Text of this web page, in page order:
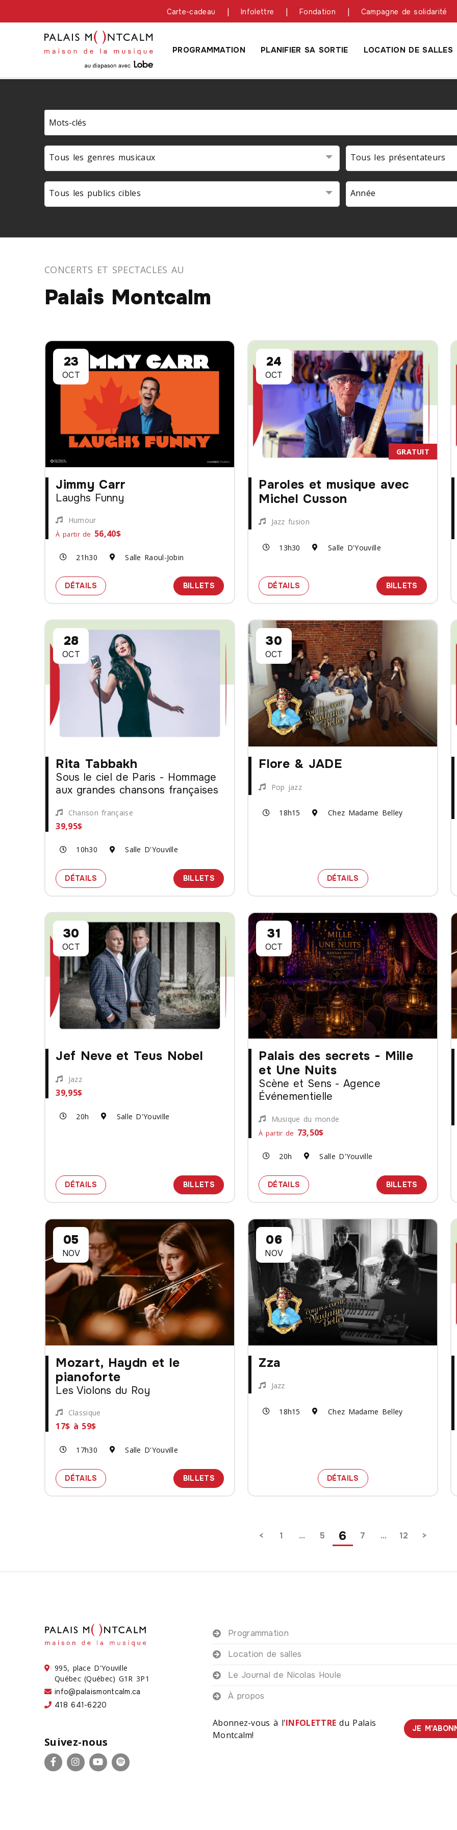
Carte-cadeau Infolettre Fondation Campagne de solidarité
PROGRAMMATION PLANIFIER SA SORTIE LOCATION DE SALLES
Tous les genres musicaux Tous les présentateurs
Tous les publics cibles Année
CONCERTS ET SPECTACLES AU
Palais Montcalm
23
OCT
Jimmy Carr
Laughs Funny
Humour
À partir de 56,40$
21h30 Salle Raoul-Jobin
DÉTAILS SPECTACLE JIMMY CARR - LAUGHS FUNNY
BILLETSDES BILLETS POUR LE SPECTACLE JIMMY CARR - LAUGHS
24
OCT
GRATUIT
Paroles et musique avec
Michel Cusson
Jazz fusion
13h30 Salle D'Youville
DÉTAILS SPECTACLE PAROLES ET MUSIQUE
BILLETS DES
28
OCT
Rita Tabbakh
Sous le ciel de Paris - Hommage
aux grandes chansons françaises
Chanson française
39,95$
10h30 Salle D'Youville
DÉTAILS SPECTACLE RITA TABBAKH - SOUS LE CIEL DE PARIS - HOMMAGE AUX GRANDES
BILLETSDES BILLETS POUR LE SPECTACLE RITA TABBAKH - SOUS
30
OCT
Flore & JADE
Pop jazz
18h15 Chez Madame Belley
DÉTAILS SPECTACLE FLORE &
30
OCT
Jef Neve et Teus Nobel
Jazz
39,95$
20h Salle D'Youville
DÉTAILS SPECTACLE JEF NEVE ET TEUS NOBEL
BILLETSDES BILLETS POUR LE SPECTACLE JEF NEVE ET TEUS NOBEL
31
OCT
Palais des secrets - Mille
et Une Nuits
Scène et Sens - Agence
Événementielle
Musique du monde
À partir de 73,50$
20h Salle D'Youville
DÉTAILS SPECTACLE PALAIS DES SECRETS -
BILLETS DES
05
NOV
Mozart, Haydn et le
pianoforte
Les Violons du Roy
Classique
17$ à 59$
17h30 Salle D'Youville
DÉTAILS SPECTACLE MOZART, HAYDN ET LE PIANOFORTE - LES VIOLONS DU ROY
BILLETSDES BILLETS POUR LE SPECTACLE MOZART, HAYDN ET LE
06
NOV
Zza
Jazz
18h15 Chez Madame Belley
DÉTAILS SPECTACLE ZZA
1 … 5 6 7 … 12
995, place D'Youville
Québec (Québec) G1R 3P1
info@palaismontcalm.ca
418 641-6220
Suivez-nous
FacebookInstagram
YouTubeSpotify
Programmation
Location de salles
Le Journal de Nicolas Houle
À propos
Abonnez-vous à l'INFOLETTRE du Palais
Montcalm!
JE